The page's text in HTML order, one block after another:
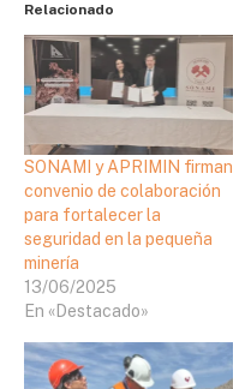
Relacionado
SONAMI y APRIMIN firman
convenio de colaboración
para fortalecer la
seguridad en la pequeña
minería
13/06/2025
En «Destacado»